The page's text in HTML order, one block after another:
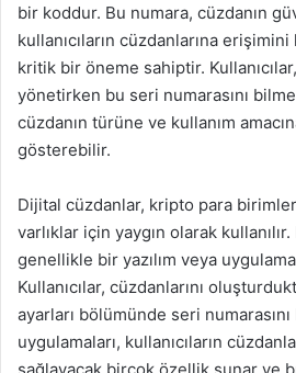
bir koddur. Bu numara, cüzdanın
kullanıcıların cüzdanlarına
kritik bir öneme sahiptir.
yönetirken bu seri numarasını
cüzdanın türüne ve kullanım
gösterebilir.
Dijital cüzdanlar, kripto para
varlıklar için yaygın olarak
genellikle bir yazılım veya uygulama
Kullanıcılar, cüzdanlarını
ayarları bölümünde seri
uygulamaları, kullanıcıların
sağlayacak birçok özellik sunar ve